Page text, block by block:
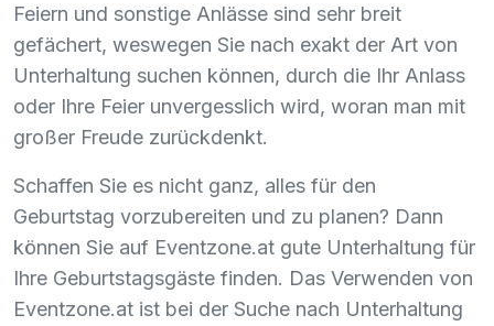
Feiern und sonstige Anlässe sind sehr breit
gefächert, weswegen Sie nach exakt der Art von
Unterhaltung suchen können, durch die Ihr Anlass
oder Ihre Feier unvergesslich wird, woran man mit
großer Freude zurückdenkt.
Schaffen Sie es nicht ganz, alles für den
Geburtstag vorzubereiten und zu planen? Dann
können Sie auf Eventzone.at gute Unterhaltung für
Ihre Geburtstagsgäste finden. Das Verwenden von
Eventzone.at ist bei der Suche nach Unterhaltung